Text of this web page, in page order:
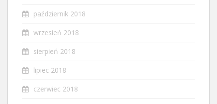
październik 2018
wrzesień 2018
sierpień 2018
lipiec 2018
czerwiec 2018